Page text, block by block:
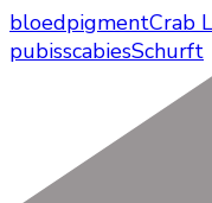
bloedpigmentCrab
pubisscabiesSchurft